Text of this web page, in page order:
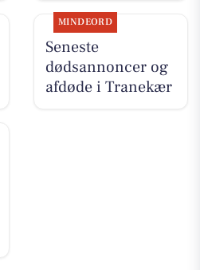
MINDEORD
Seneste
dødsannoncer og
afdøde i Tranekær